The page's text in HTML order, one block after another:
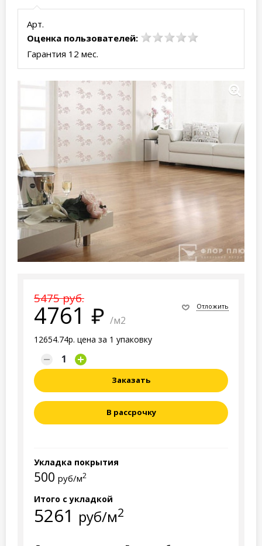
Арт.
Оценка пользователей:
Гарантия 12 мес.
5475 руб.
4761 /м2
12654.74р. цена за 1 упаковку
Отложить
Заказать
В рассрочку
Укладка покрытия
500 руб/м2
Итого с укладкой
5261 руб/м2